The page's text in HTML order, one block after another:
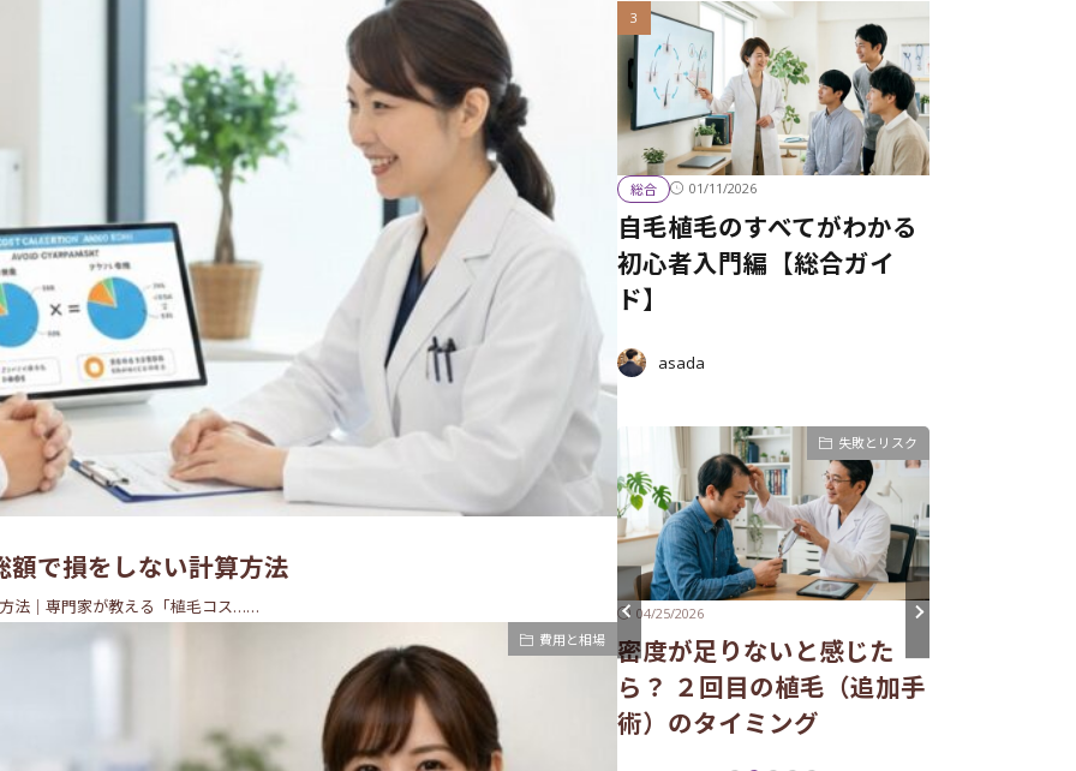
で損をしない計算方法
法｜専門家が教える「植毛コス……
費用と相場
総合 01/11/2026
自毛植毛のすべてがわかる
初心者入門編【総合ガイ
ド】
asada
部位別・悩み別
19/2026
の自毛植毛。生え際を
術後の経過とケア
術後の運動制限。ジム、水
泳、サウナはいつから解
禁？
失敗とリスク
04/25/2026
密度が足りないと感じた
ら？ ２回目の植毛（追加手
術）のタイミング